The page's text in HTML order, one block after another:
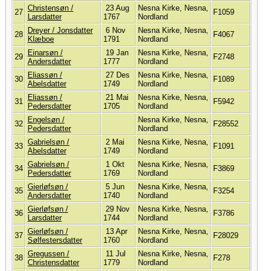
27 Christensøn /
Larsdatter
23 Aug
1767
Nesna Kirke, Nesna,
Nordland
F1059
28
Dreyer / Jonsdatter
Klæboe
6 Nov
1791
Nesna Kirke, Nesna,
Nordland
F4067
29
Einarsøn /
Andersdatter
19 Jan
1777
Nesna Kirke, Nesna,
Nordland
F2748
30
Eliassøn /
Abelsdatter
27 Des
1749
Nesna Kirke, Nesna,
Nordland
F1089
31
Eliassøn /
Pedersdatter
21 Mai
1705
Nesna Kirke, Nesna,
Nordland
F5942
32
Engelsøn /
Pedersdatter
Nesna Kirke, Nesna,
Nordland
F28552
33 Gabrielsøn /
Abelsdatter
2 Mai
1749
Nesna Kirke, Nesna,
Nordland
F1091
34 Gabrielsøn /
Pedersdatter
1 Okt
1769
Nesna Kirke, Nesna,
Nordland
F3869
35 Gierløfsøn /
Andersdatter
5 Jun
1740
Nesna Kirke, Nesna,
Nordland
F3254
36 Gierløfsøn /
Larsdatter
29 Nov
1744
Nesna Kirke, Nesna,
Nordland
F3786
37 Gierløfsøn /
Sølfestersdatter
13 Apr
1760
Nesna Kirke, Nesna,
Nordland
F28029
38 Gregussen /
Christensdatter
11 Jul
1779
Nesna Kirke, Nesna,
Nordland
F278